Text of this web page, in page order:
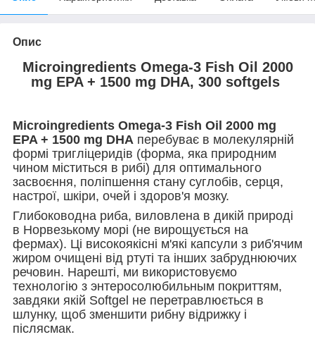
Опис
Microingredients Omega-3 Fish Oil 2000
mg EPA + 1500 mg DHA, 300 softgels
Microingredients Omega-3 Fish Oil 2000 mg
EPA + 1500 mg DHA перебуває в молекулярній
формі тригліцеридів (форма, яка природним
чином міститься в рибі) для оптимального
засвоєння, поліпшення стану суглобів, серця,
настрої, шкіри, очей і здоров'я мозку.
Глибоководна риба, виловлена в дикій природі
в Норвезькому морі (не вирощується на
фермах). Ці високоякісні м'які капсули з риб'ячим
жиром очищені від ртуті та інших забруднюючих
речовин. Нарешті, ми використовуємо
технологію з энтеросолюбильным покриттям,
завдяки якій Softgel не перетравлюється в
шлунку, щоб зменшити рибну відрижку і
післясмак.